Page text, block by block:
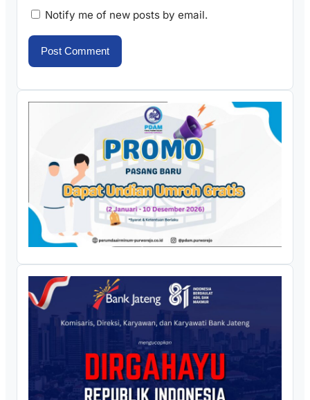
Notify me of new posts by email.